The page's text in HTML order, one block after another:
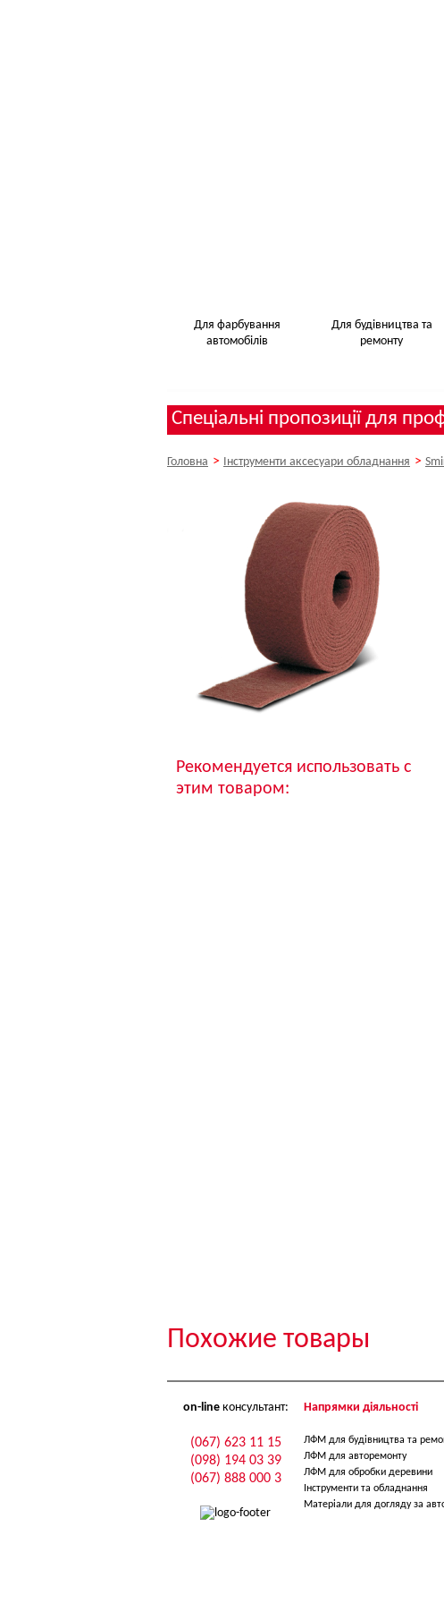
Для фарбування
автомобілів
Для будівництва та
ремонту
Спеціальні пропозиції для
Головна > Інструменти аксесуари обладнання >
Рекомендуется использовать с
этим товаром:
Похожие товары
on-lineконсультант:
(067) 623 11 15
(098) 194 03 39
(067) 888 000 3
Напрямки діяльності
ЛФМ для будівництва та
ЛФМ для авторемонту
ЛФМ для обробки деревини
Інструменти та обладнання
Матеріали для догляду за